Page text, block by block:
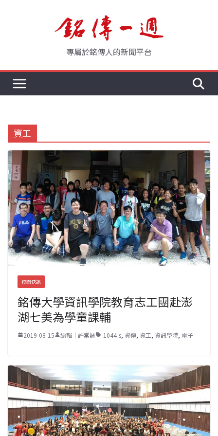
專屬於銘傳人的新聞平台
資工
校園快訊
銘傳大學資訊學院教育志工團赴澎
湖七美為學童課輔
2019-08-15 編輯｜許棠詠 1044-s, 資傳, 資工, 資訊學院, 電子